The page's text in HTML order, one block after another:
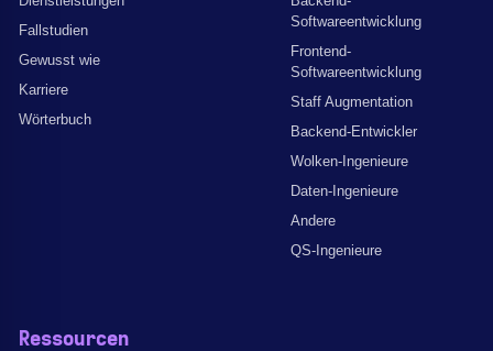
Fallstudien
Gewusst wie
Karriere
Wörterbuch
Softwareentwicklung
Frontend-
Softwareentwicklung
Staff Augmentation
Backend-Entwickler
Wolken-Ingenieure
Daten-Ingenieure
Andere
QS-Ingenieure
Ressourcen